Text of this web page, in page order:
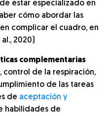
estar especializado en
cómo abordar las
complicar el cuadro, en
2020)
complementarias
, control de la respiración,
de las tareas
de aceptación y
habilidades de